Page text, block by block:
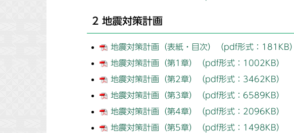
2 地震対策計画
地震対策計画（表紙・目次）（pdf形式：181KB）
地震対策計画（第1章）（pdf形式：1002KB）
地震対策計画（第2章）（pdf形式：3462KB）
地震対策計画（第3章）（pdf形式：6589KB）
地震対策計画（第4章）（pdf形式：2096KB）
地震対策計画（第5章）（pdf形式：1498KB）